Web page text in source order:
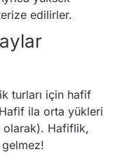
edilirler.
turları için hafif
ila orta yükleri
olarak). Hafiflik,
gelmez!